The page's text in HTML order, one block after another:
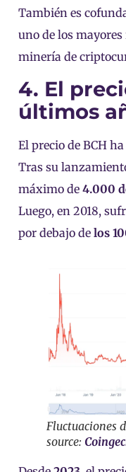
También es
uno de los
minería de
4. El
últimos
El precio de BCH
Tras su
máximo de 4.000
Luego, en 2018,
por debajo de los
Fluctuaciones
source: